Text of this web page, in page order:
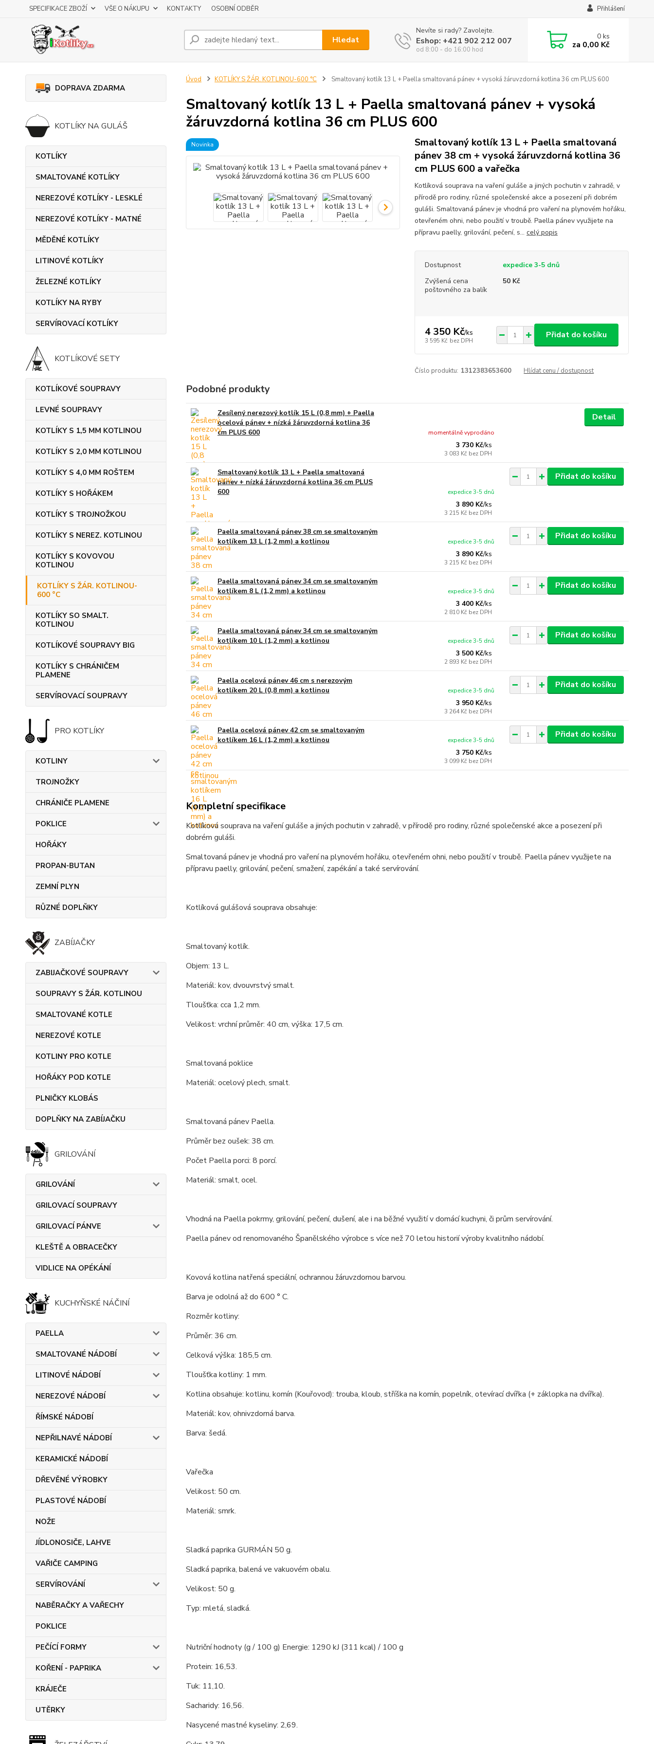
SPECIFIKACE ZBOŽÍ VŠE O NÁKUPU KONTAKTY OSOBNÍ ODBĚR Přihlášení
Hledat
Nevíte si rady? Zavolejte.
Eshop: +421 902 212 007
od 8:00 - do 16:00 hod
0ks
za 0,00 Kč
DOPRAVA ZDARMA
KOTLÍKY NA GULÁŠ
KOTLÍKY
SMALTOVANÉ KOTLÍKY
NEREZOVÉ KOTLÍKY - LESKLÉ
NEREZOVÉ KOTLÍKY - MATNÉ
MĚDĚNÉ KOTLÍKY
LITINOVÉ KOTLÍKY
ŽELEZNÉ KOTLÍKY
KOTLÍKY NA RYBY
SERVÍROVACÍ KOTLÍKY
KOTLÍKOVÉ SETY
KOTLÍKOVÉ SOUPRAVY
LEVNÉ SOUPRAVY
KOTLÍKY S 1,5 MM KOTLINOU
KOTLÍKY S 2,0 MM KOTLINOU
KOTLÍKY S 4,0 MM ROŠTEM
KOTLÍKY S HOŘÁKEM
KOTLÍKY S TROJNOŽKOU
KOTLÍKY S NEREZ. KOTLINOU
KOTLÍKY S KOVOVOU
KOTLINOU
KOTLÍKY S ŽÁR. KOTLINOU-
600 °C
KOTLÍKY SO SMALT.
KOTLINOU
KOTLÍKOVÉ SOUPRAVY BIG
KOTLÍKY S CHRÁNIČEM
PLAMENE
SERVÍROVACÍ SOUPRAVY
PRO KOTLÍKY
KOTLINY
TROJNOŽKY
CHRÁNIČE PLAMENE
POKLICE
HOŘÁKY
PROPAN-BUTAN
ZEMNÍ PLYN
RŮZNÉ DOPLŇKY
ZABÍJAČKY
ZABIJAČKOVÉ SOUPRAVY
SOUPRAVY S ŽÁR. KOTLINOU
SMALTOVANÉ KOTLE
NEREZOVÉ KOTLE
KOTLINY PRO KOTLE
HOŘÁKY POD KOTLE
PLNIČKY KLOBÁS
DOPLŇKY NA ZABÍJAČKU
GRILOVÁNÍ
GRILOVÁNÍ
GRILOVACÍ SOUPRAVY
GRILOVACÍ PÁNVE
KLEŠTĚ A OBRACEČKY
VIDLICE NA OPÉKÁNÍ
KUCHYŇSKÉ NÁČINÍ
PAELLA
SMALTOVANÉ NÁDOBÍ
LITINOVÉ NÁDOBÍ
NEREZOVÉ NÁDOBÍ
ŘÍMSKÉ NÁDOBÍ
NEPŘILNAVÉ NÁDOBÍ
KERAMICKÉ NÁDOBÍ
DŘEVĚNÉ VÝROBKY
PLASTOVÉ NÁDOBÍ
NOŽE
JÍDLONOSIČE, LAHVE
VAŘIČE CAMPING
SERVÍROVÁNÍ
NABĚRAČKY A VAŘECHY
POKLICE
PEČÍCÍ FORMY
KOŘENÍ - PAPRIKA
KRÁJEČE
UTĚRKY
Úvod KOTLÍKY S ŽÁR. KOTLINOU-600 °C Smaltovaný kotlík 13 L + Paella smaltovaná pánev + vysoká žáruvzdorná kotlina 36 cm PLUS 600
Smaltovaný kotlík 13 L + Paella smaltovaná pánev + vysoká
žáruvzdorná kotlina 36 cm PLUS 600
Novinka
Smaltovaný kotlík 13 L + Paella smaltovaná
pánev 38 cm + vysoká žáruvzdorná kotlina 36
cm PLUS 600 a vařečka
Kotlíková souprava na vaření guláše a jiných pochutin v zahradě, v
přírodě pro rodiny, různé společenské akce a posezení při dobrém
guláši. Smaltovaná pánev je vhodná pro vaření na plynovém hořáku,
otevřeném ohni, nebo použití v troubě. Paella pánev využijete na
přípravu paelly, grilování, pečení, s... celý popis
Dostupnost
expedice 3-5 dnů
Zvýšená cena
poštovného za balík
50 Kč
4 350 Kč/ks
3 595 Kč bez DPH
Přidat do košíku
Číslo produktu: 1312383653600 Hlídat cenu / dostupnost
Podobné produkty
Zesílený nerezový kotlík 15 L (0,8 mm) + Paella
ocelová pánev + nízká žáruvzdorná kotlina 36
cm PLUS 600
3 730 Kč/ks
3 083 Kč bez DPH
momentálně vyprodáno
Detail
Smaltovaný kotlík 13 L + Paella smaltovaná
pánev + nízká žáruvzdorná kotlina 36 cm PLUS
600
3 890 Kč/ks
3 215 Kč bez DPH
expedice 3-5 dnů
Přidat do košíku
Paella smaltovaná pánev 38 cm se smaltovaným
kotlíkem 13 L (1,2 mm) a kotlinou
3 890 Kč/ks
3 215 Kč bez DPH
expedice 3-5 dnů
Přidat do košíku
Paella smaltovaná pánev 34 cm se smaltovaným
kotlíkem 8 L (1,2 mm) a kotlinou
3 400 Kč/ks
2 810 Kč bez DPH
expedice 3-5 dnů
Přidat do košíku
Paella smaltovaná pánev 34 cm se smaltovaným
kotlíkem 10 L (1,2 mm) a kotlinou
3 500 Kč/ks
2 893 Kč bez DPH
expedice 3-5 dnů
Přidat do košíku
Paella ocelová pánev 46 cm s nerezovým
kotlíkem 20 L (0,8 mm) a kotlinou
3 950 Kč/ks
3 264 Kč bez DPH
expedice 3-5 dnů
Přidat do košíku
Paella ocelová pánev 42 cm se smaltovaným
kotlíkem 16 L (1,2 mm) a kotlinou
3 750 Kč/ks
3 099 Kč bez DPH
expedice 3-5 dnů
Přidat do košíku
Kompletní specifikace
Kotlíková souprava na vaření guláše a jiných pochutin v zahradě, v přírodě pro rodiny, různé společenské akce a posezení při
dobrém guláši.
Smaltovaná pánev je vhodná pro vaření na plynovém hořáku, otevřeném ohni, nebo použití v troubě. Paella pánev využijete na
přípravu paelly, grilování, pečení, smažení, zapékání a také servírování.
Kotlíková gulášová souprava obsahuje:
Smaltovaný kotlík.
Objem: 13 L.
Materiál: kov, dvouvrstvý smalt.
Tloušťka: cca 1,2 mm.
Velikost: vrchní průměr: 40 cm, výška: 17,5 cm.
Smaltovaná poklice
Materiál: ocelový plech, smalt.
Smaltovaná pánev Paella.
Průměr bez oušek: 38 cm.
Počet Paella porci: 8 porcí.
Materiál: smalt, ocel.
Vhodná na Paella pokrmy, grilování, pečení, dušení, ale i na běžné využití v domácí kuchyni, či prům servírování.
Paella pánev od renomovaného Španělského výrobce s více než 70 letou historií výroby kvalitního nádobí.
Kovová kotlina natřená speciální, ochrannou žáruvzdornou barvou.
Barva je odolná až do 600 ° C.
Rozměr kotliny:
Průměr: 36 cm.
Celková výška: 185,5 cm.
Tloušťka kotliny: 1 mm.
Kotlina obsahuje: kotlinu, komín (Kouřovod): trouba, kloub, stříška na komín, popelník, otevírací dvířka (+ záklopka na dvířka).
Materiál: kov, ohnivzdorná barva.
Barva: šedá.
Vařečka
Velikost: 50 cm.
Materiál: smrk.
Sladká paprika GURMÁN 50 g.
Sladká paprika, balená ve vakuovém obalu.
Velikost: 50 g.
Typ: mletá, sladká.
Nutriční hodnoty (g / 100 g) Energie: 1290 kJ (311 kcal) / 100 g
Protein: 16,53.
Tuk: 11,10.
Sacharidy: 16,56.
Nasycené mastné kyseliny: 2,69.